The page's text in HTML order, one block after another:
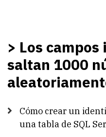
> Los
saltan 1000
Cómo crear un
una tabla de SQL